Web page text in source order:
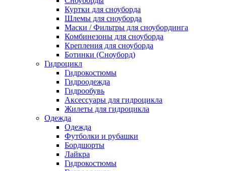
Куртки для сноуборда
Шлемы для сноуборда
Маски / Фильтры для сноубординга
Комбинезоны для сноуборда
Крепления для сноуборда
Ботинки (Сноуборд)
Гидроцикл
Гидрокостюмы
Гидроодежда
Гидрообувь
Аксессуары для гидроцикла
Жилеты для гидроцикла
Одежда
Одежда
Футболки и рубашки
Бордшорты
Лайкра
Гидрокостюмы